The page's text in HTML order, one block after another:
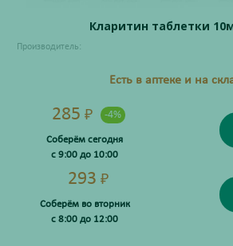
Кларитин таблетки
Производитель:
Есть в аптеке и на
285 ₽ -4%
Соберём сегодня
с 9:00 до 10:00
293 ₽
Соберём во вторник
с 8:00 до 12:00